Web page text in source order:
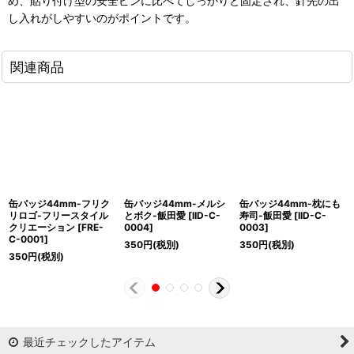
し入れがしやすいのがポイントです。
関連商品
缶バッジ44mm-フリク
リロゴ-フリースタイル
クリエーション [FRE-
C-0001]
350円(税別)
缶バッジ44mm-メルシ
とボク-飯田愛 [IID-C-
0004]
350円(税別)
缶バッジ44mm-枕にも
寿司-飯田愛 [IID-C-
0003]
350円(税別)
最近チェックしたアイテム